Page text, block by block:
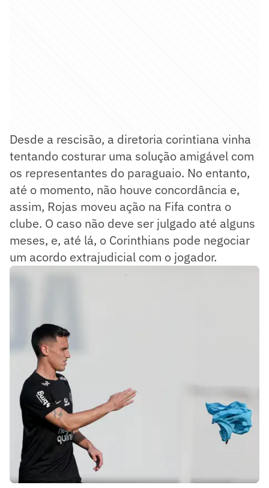
Desde a rescisão, a diretoria corintiana vinha
tentando costurar uma solução amigável com
os representantes do paraguaio. No entanto,
até o momento, não houve concordância e,
assim, Rojas moveu ação na Fifa contra o
clube. O caso não deve ser julgado até alguns
meses, e, até lá, o Corinthians pode negociar
um acordo extrajudicial com o jogador.